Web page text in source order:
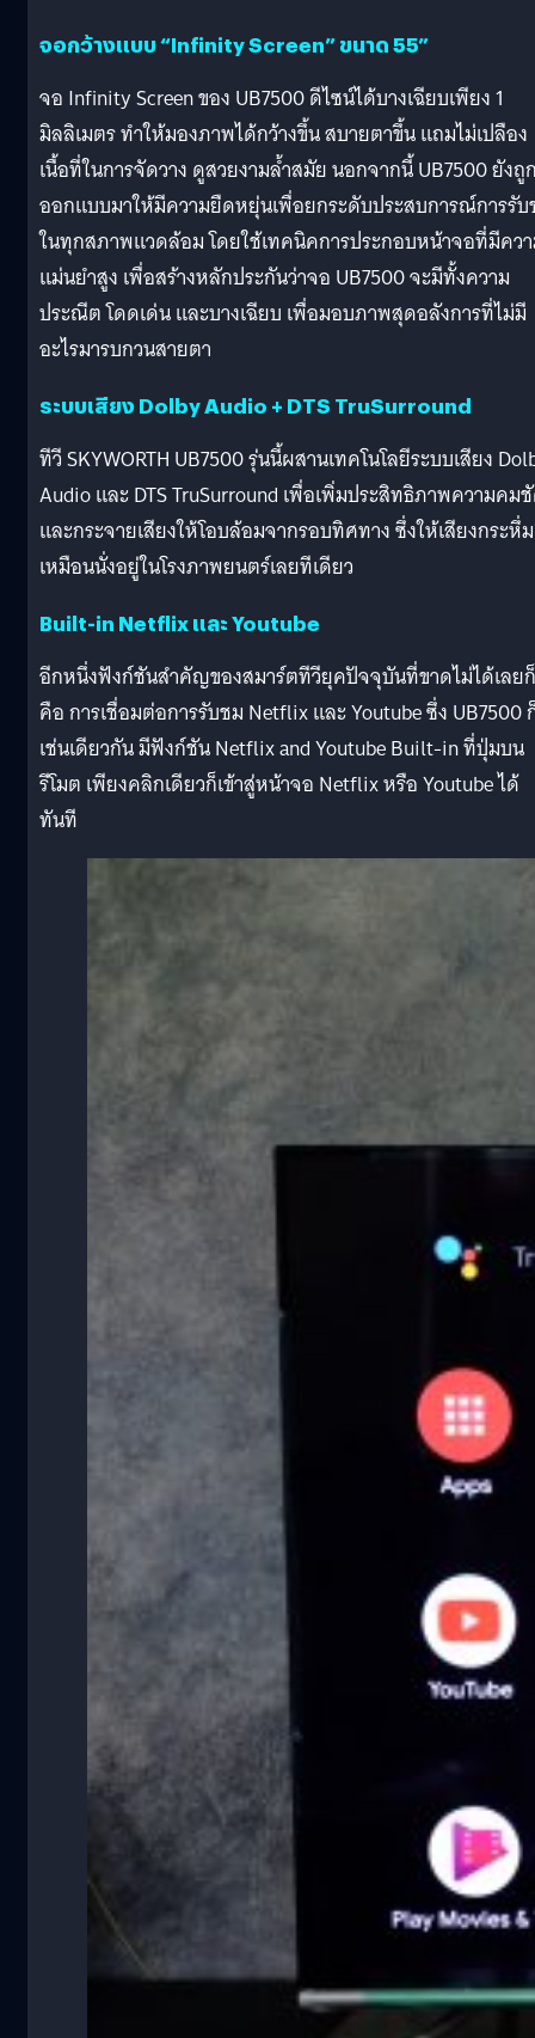
จอกว้างแบบ “Infinity Screen” ขนาด 55”
จอ Infinity Screen ของ UB7500 ดีไซน์ได้บางเฉียบเพียง 1
มิลลิเมตร ทำให้มองภาพได้กว้างขึ้น สบายตาขึ้น แถมไม่เปลือง
เนื้อที่ในการจัดวาง ดูสวยงามล้ำสมัย นอกจากนี้ UB7500 ยังถู
ออกแบบมาให้มีความยืดหยุ่นเพื่อยกระดับประสบการณ์การรั
ในทุกสภาพแวดล้อม โดยใช้เทคนิคการประกอบหน้าจอที่มีคว
แม่นยำสูง เพื่อสร้างหลักประกันว่าจอ UB7500 จะมีทั้งความ
ประณีต โดดเด่น และบางเฉียบ เพื่อมอบภาพสุดอลังการที่ไม่มี
อะไรมารบกวนสายตา
ระบบเสียง Dolby Audio + DTS TruSurround
ทีวี SKYWORTH UB7500 รุ่นนี้ผสานเทคโนโลยีระบบเสียง
Audio และ DTS TruSurround เพื่อเพิ่มประสิทธิภาพความคม
และกระจายเสียงให้โอบล้อมจากรอบทิศทาง ซึ่งให้เสียงกระหึ่ม
เหมือนนั่งอยู่ในโรงภาพยนตร์เลยทีเดียว
Built-in Netflix และ Youtube
อีกหนึ่งฟังก์ชันสำคัญของสมาร์ตทีวียุคปัจจุบันที่ขาดไม่ได้เลยก็
คือ การเชื่อมต่อการรับชม Netflix และ Youtube ซึ่ง UB7500
เช่นเดียวกัน มีฟังก์ชัน Netflix and Youtube Built-in ที่ปุ่มบน
รีโมต เพียงคลิกเดียวก็เข้าสู่หน้าจอ Netflix หรือ Youtube ได้
ทันที